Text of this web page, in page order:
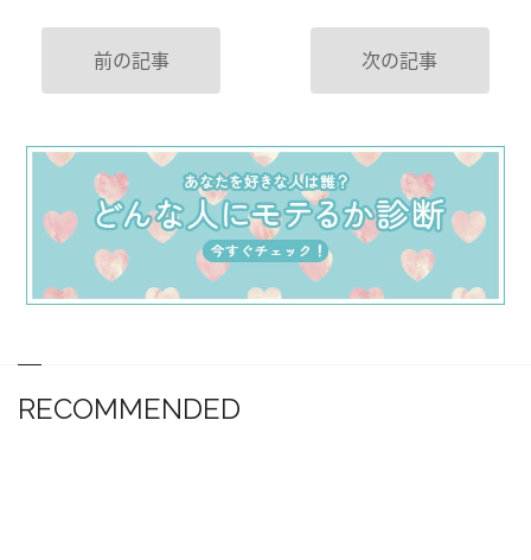
前の記事 次の記事
RECOMMENDED